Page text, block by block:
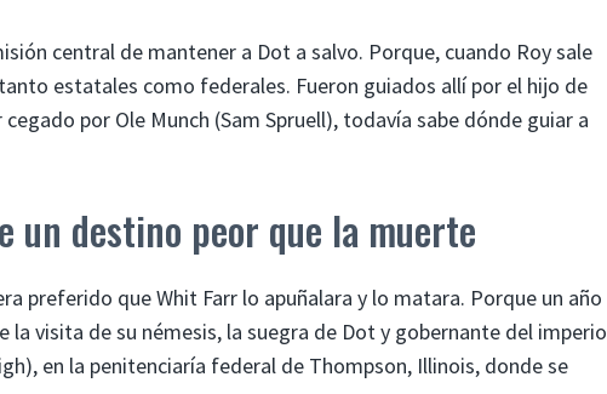
central de mantener a Dot a salvo. Porque, cuando Roy sale
estatales como federales. Fueron guiados allí por el hijo de
por Ole Munch (Sam Spruell), todavía sabe dónde guiar a
un destino peor que la muerte
preferido que Whit Farr lo apuñalara y lo matara. Porque un año
visita de su némesis, la suegra de Dot y gobernante del imperio
en la penitenciaría federal de Thompson, Illinois, donde se